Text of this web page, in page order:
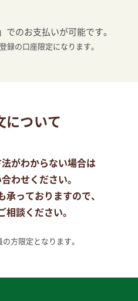
のお支払いが可能です。
の口座限定になります。
について
がわからない場合は
わせください。
っておりますので、
談ください。
方限定となります。